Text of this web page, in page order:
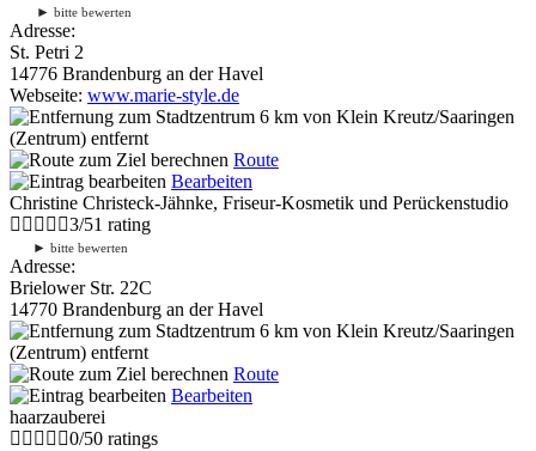
► bitte bewerten
Adresse:
St. Petri 2
14776 Brandenburg an der Havel
Webseite: www.marie-style.de
6 km von Klein Kreutz/Saaringen
(Zentrum) entfernt
Route
Bearbeiten
Christine Christeck-Jähnke, Friseur-Kosmetik und Perückenstudio
3/51 rating
► bitte bewerten
Adresse:
Brielower Str. 22C
14770 Brandenburg an der Havel
6 km von Klein Kreutz/Saaringen
(Zentrum) entfernt
Route
Bearbeiten
haarzauberei
0/50 ratings